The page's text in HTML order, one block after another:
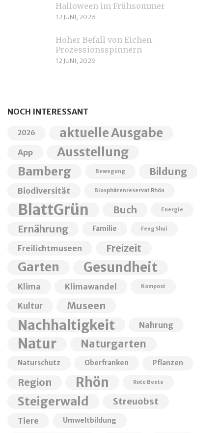
Halloween im Frühsommer
12 JUNI, 2026
Hoher Befall von Eichen-
Prozessionsspinnern
12 JUNI, 2026
NOCH INTERESSANT
2026 aktuelle Ausgabe
App Ausstellung
Bamberg Bewegung Bildung
Biodiversität Biosphärenreservat Rhön
BlattGrün Buch Energie
Ernährung Familie Feng Shui
Freilichtmuseen Freizeit
Garten Gesundheit
Klima Klimawandel Kompost
Kultur Museen
Nachhaltigkeit Nahrung
Natur Naturgarten
Naturschutz Oberfranken Pflanzen
Region Rhön Rote Beete
Steigerwald Streuobst
Tiere Umweltbildung